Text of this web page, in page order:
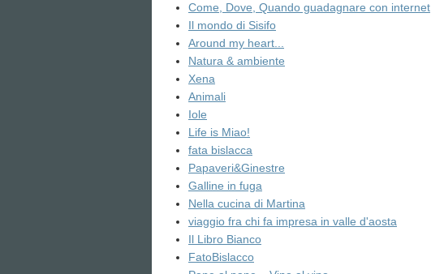
Come, Dove, Quando guadagnare con internet
Il mondo di Sisifo
Around my heart...
Natura & ambiente
Xena
Animali
Iole
Life is Miao!
fata bislacca
Papaveri&Ginestre
Galline in fuga
Nella cucina di Martina
viaggio fra chi fa impresa in valle d'aosta
Il Libro Bianco
FatoBislacco